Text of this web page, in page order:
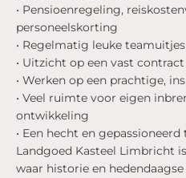
• Pensioenregeling,
personeelskorting
• Regelmatig leuke
• Uitzicht op een vast contract
• Werken op een prachtige,
• Veel ruimte voor eigen
ontwikkeling
• Een hecht en gepassioneerd
Landgoed Kasteel Limbricht
waar historie en